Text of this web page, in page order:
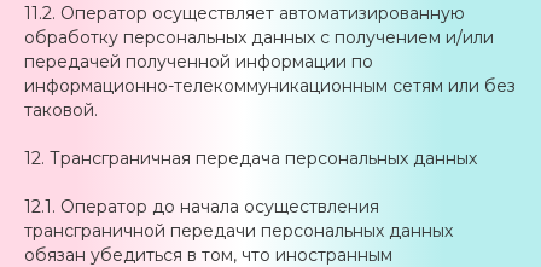
11.2. Оператор осуществляет автоматизированную
обработку персональных данных с получением и/или
передачей полученной информации по
информационно-телекоммуникационным сетям или без
таковой.
12. Трансграничная передача персональных данных
12.1. Оператор до начала осуществления
трансграничной передачи персональных данных
обязан убедиться в том, что иностранным